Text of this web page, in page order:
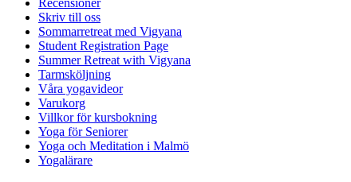
Recensioner
Skriv till oss
Sommarretreat med Vigyana
Student Registration Page
Summer Retreat with Vigyana
Tarmsköljning
Våra yogavideor
Varukorg
Villkor för kursbokning
Yoga för Seniorer
Yoga och Meditation i Malmö
Yogalärare